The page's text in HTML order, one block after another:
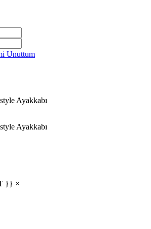
Unuttum
Ayakkabı
Ayakkabı
}} ×